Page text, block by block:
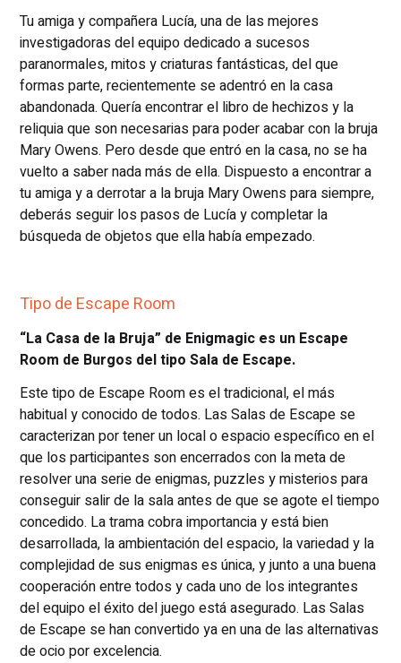
Tu amiga y compañera Lucía, una de las mejores
investigadoras del equipo dedicado a sucesos
paranormales, mitos y criaturas fantásticas, del que
formas parte, recientemente se adentró en la casa
abandonada. Quería encontrar el libro de hechizos y la
reliquia que son necesarias para poder acabar con la bruja
Mary Owens. Pero desde que entró en la casa, no se ha
vuelto a saber nada más de ella. Dispuesto a encontrar a
tu amiga y a derrotar a la bruja Mary Owens para siempre,
deberás seguir los pasos de Lucía y completar la
búsqueda de objetos que ella había empezado.
Tipo de Escape Room
“La Casa de la Bruja” de Enigmagic es un Escape
Room de Burgos del tipo Sala de Escape.
Este tipo de Escape Room es el tradicional, el más
habitual y conocido de todos. Las Salas de Escape se
caracterizan por tener un local o espacio específico en el
que los participantes son encerrados con la meta de
resolver una serie de enigmas, puzzles y misterios para
conseguir salir de la sala antes de que se agote el tiempo
concedido. La trama cobra importancia y está bien
desarrollada, la ambientación del espacio, la variedad y la
complejidad de sus enigmas es única, y junto a una buena
cooperación entre todos y cada uno de los integrantes
del equipo el éxito del juego está asegurado. Las Salas
de Escape se han convertido ya en una de las alternativas
de ocio por excelencia.